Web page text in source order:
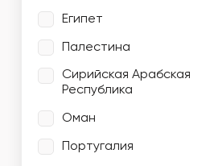
Египет
Палестина
Сирийская Арабская
Республика
Оман
Португалия